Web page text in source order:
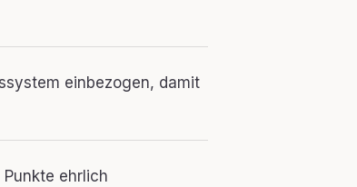
einbezogen, damit
ehrlich